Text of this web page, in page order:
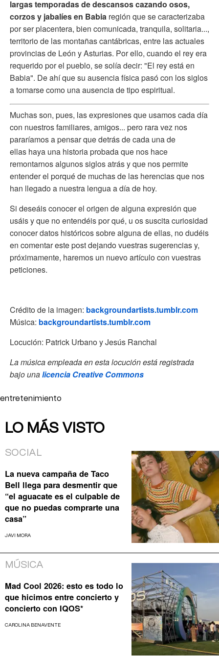
largas temporadas de descansos cazando osos,
corzos y jabalíes en Babia región que se caracterizaba
por ser placentera, bien comunicada, tranquila, solitaria...,
territorio de las montañas cantábricas, entre las actuales
provincias de León y Asturias. Por ello, cuando el rey era
requerido por el pueblo, se solía decir: "El rey está en
Babia". De ahí que su ausencia física pasó con los siglos
a tomarse como una ausencia de tipo espiritual.
Muchas son, pues, las expresiones que usamos cada día
con nuestros familiares, amigos... pero rara vez nos
pararíamos a pensar que detrás de cada una de
ellas haya una historia probada que nos hace
remontarnos algunos siglos atrás y que nos permite
entender el porqué de muchas de las herencias que nos
han llegado a nuestra lengua a día de hoy.
Si deseáis conocer el origen de alguna expresión que
usáis y que no entendéis por qué, u os suscita curiosidad
conocer datos históricos sobre alguna de ellas, no dudéis
en comentar este post dejando vuestras sugerencias y,
próximamente, haremos un nuevo artículo con vuestras
peticiones.
Crédito de la imagen: backgroundartists.tumblr.com
Música: backgroundartists.tumblr.com
Locución: Patrick Urbano y Jesús Ranchal
La música empleada en esta locución está registrada
bajo unalicencia Creative Commons
entretenimiento
LO MÁS VISTO
SOCIAL
La nueva campaña de Taco
Bell llega para desmentir que
“el aguacate es el culpable de
que no puedas comprarte una
casa”
JAVI MORA
MÚSICA
Mad Cool 2026: esto es todo lo
que hicimos entre concierto y
concierto con IQOS*
CAROLINA BENAVENTE